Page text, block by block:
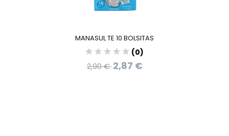
MANASUL TE 10 BOLSITAS
(0)
2,90 €2,87 €